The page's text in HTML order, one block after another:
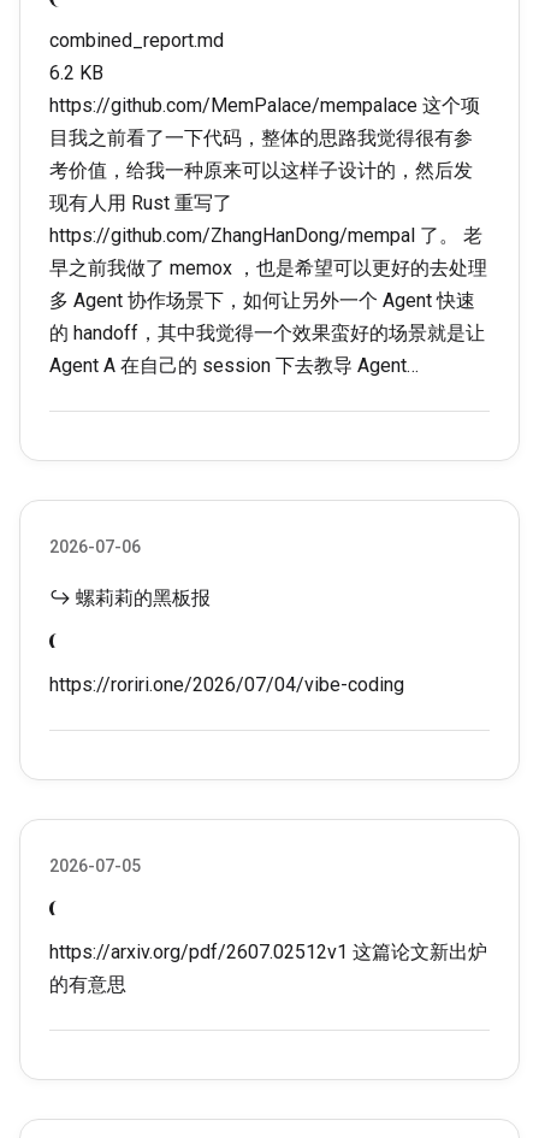
combined_report.md
6.2 KB
https://github.com/MemPalace/mempalace 这个项
目我之前看了一下代码，整体的思路我觉得很有参
考价值，给我一种原来可以这样子设计的，然后发
现有人用 Rust 重写了
https://github.com/ZhangHanDong/mempal 了。 老
早之前我做了 memox ，也是希望可以更好的去处理
多 Agent 协作场景下，如何让另外一个 Agent 快速
的 handoff，其中我觉得一个效果蛮好的场景就是让
Agent A 在自己的 session 下去教导 Agent…
2026-07-06
↪ 螺莉莉的黑板报
https://roriri.one/2026/07/04/vibe-coding
2026-07-05
https://arxiv.org/pdf/2607.02512v1 这篇论文新出炉
的有意思